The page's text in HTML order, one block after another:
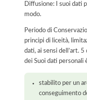
Diffusione: I suoi dati
modo.
Periodo di
principi di liceità,
dati, ai sensi dell’art.
dei Suoi dati personali
stabilito per un
conseguimento